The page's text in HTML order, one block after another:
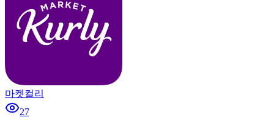
마켓컬리
27